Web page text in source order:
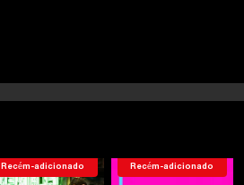
Recém-adicionado Recém-adicionado